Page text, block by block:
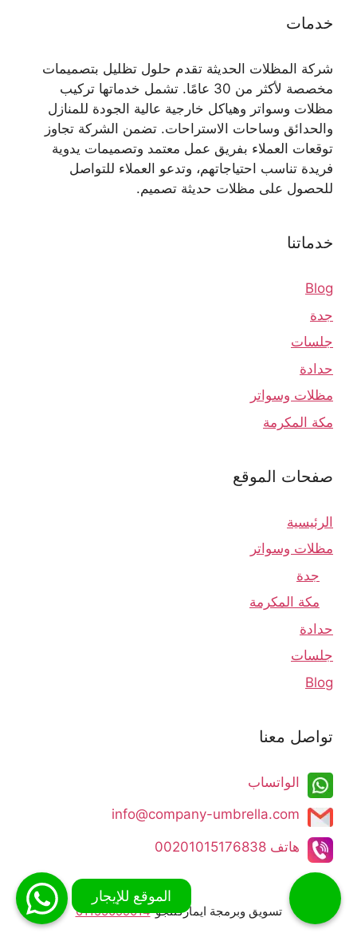
خدمات
شركة المظلات الحديثة تقدم حلول تظليل بتصميمات
مخصصة لأكثر من 30 عامًا. تشمل خدماتها تركيب
مظلات وسواتر وهياكل خارجية عالية الجودة للمنازل
والحدائق وساحات الاستراحات. تضمن الشركة تجاوز
توقعات العملاء بفريق عمل معتمد وتصميمات يدوية
فريدة تناسب احتياجاتهم، وتدعو العملاء للتواصل
للحصول على مظلات حديثة تصميم.
خدماتنا
Blog
جدة
جلسات
حدادة
مظلات وسواتر
مكة المكرمة
صفحات الموقع
الرئيسية
مظلات وسواتر
جدة
مكة المكرمة
حدادة
جلسات
Blog
تواصل معنا
الواتساب
info@company-umbrella.com​​​​
هاتف 00201015176838​
تسويق وبرمجة ايماركتنجو 01155099014